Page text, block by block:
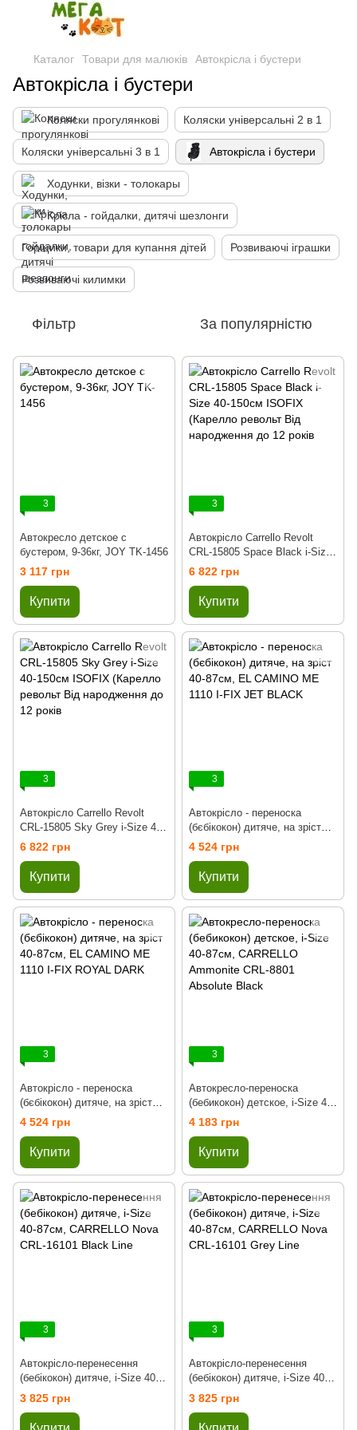
Каталог Товари для малюків Автокрісла і бустери
Автокрісла і бустери
Коляски прогулянкові Коляски універсальні 2 в 1
Коляски універсальні 3 в 1 Автокрісла і бустери
Ходунки, візки - толокары
Крісла - гойдалки, дитячі шезлонги
Горщики, товари для купання дітей Розвиваючі іграшки
Розвиваючі килимки
Фільтр За популярністю
3
Автокресло детское с
бустером, 9-36кг, JOY TK-1456
3 117 грн
Купити
3
Автокрісло Carrello Revolt
CRL-15805 Space Black i-Size
40-150см ISOFIX (Карелло
револьт Від народження до 12
років
6 822 грн
Купити
3
Автокрісло Carrello Revolt
CRL-15805 Sky Grey i-Size 40-
150см ISOFIX (Карелло
револьт Від народження до 12
років
6 822 грн
Купити
3
Автокрісло - переноска
(бєбікокон) дитяче, на зріст
40-87см, EL CAMINO ME 1110
I-FIX JET BLACK
4 524 грн
Купити
3
Автокрісло - переноска
(бєбікокон) дитяче, на зріст
40-87см, EL CAMINO ME 1110
I-FIX ROYAL DARK
4 524 грн
Купити
3
Автокресло-переноска
(бебикокон) детское, i-Size 40-
87см, CARRELLO Ammonite
CRL-8801 Absolute Black
4 183 грн
Купити
3
Автокрісло-перенесення
(бебікокон) дитяче, i-Size 40-
87см, CARRELLO Nova CRL-
16101 Black Line
3 825 грн
3
Автокрісло-перенесення
(бебікокон) дитяче, i-Size 40-
87см, CARRELLO Nova CRL-
16101 Grey Line
3 825 грн